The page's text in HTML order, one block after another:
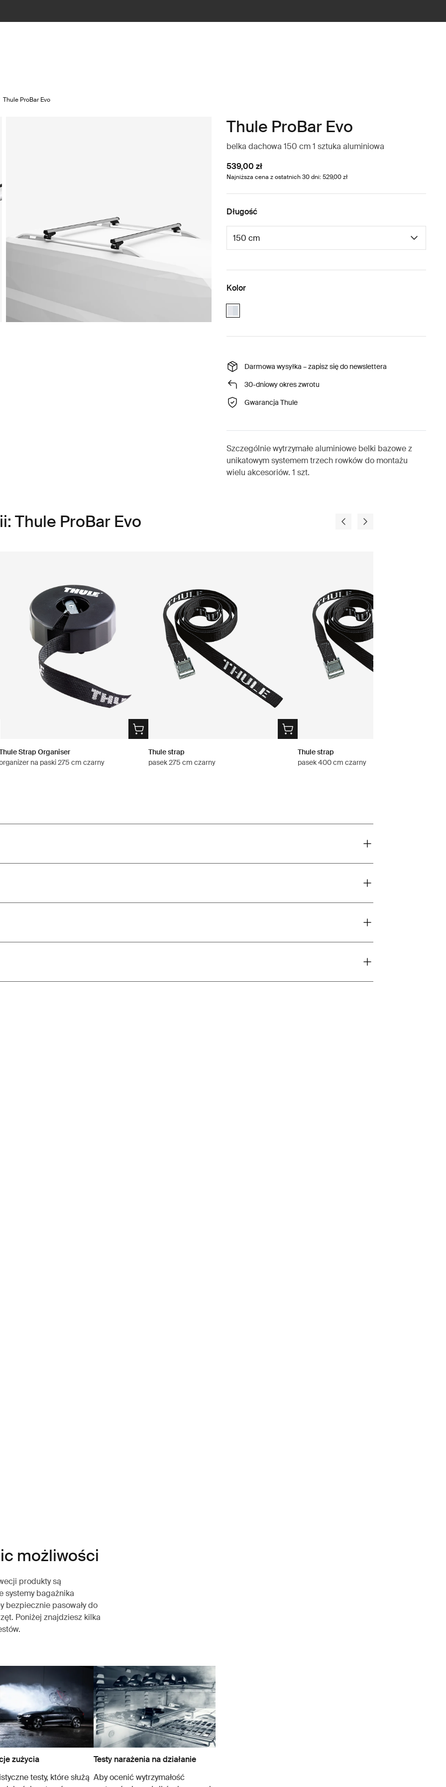
Thule ProBar Evo
Thule ProBar Evo
belka dachowa 150 cm 1 sztuka aluminiowa
539,00 zł
Najniższa cena z ostatnich 30 dni: 529,00 zł
Długość
Kolor
Darmowa wysyłka – zapisz się do newslettera
30-dniowy okres zwrotu
Gwarancja Thule
Szczególnie wytrzymałe aluminiowe belki bazowe z
unikatowym systemem trzech rowków do montażu
wielu akcesoriów. 1 szt.
Thule ProBar Evo
Strap Organiser
na paski 275 cm czarny
Thule strap
pasek 275 cm czarny
Thule strap
pasek 400 cm czarny
możliwości
produkty są
systemy bagażnika
bezpiecznie pasowały do
Poniżej znajdziesz kilka
zużycia
testy, które służą
Testy narażenia na działanie
Aby ocenić wytrzymałość